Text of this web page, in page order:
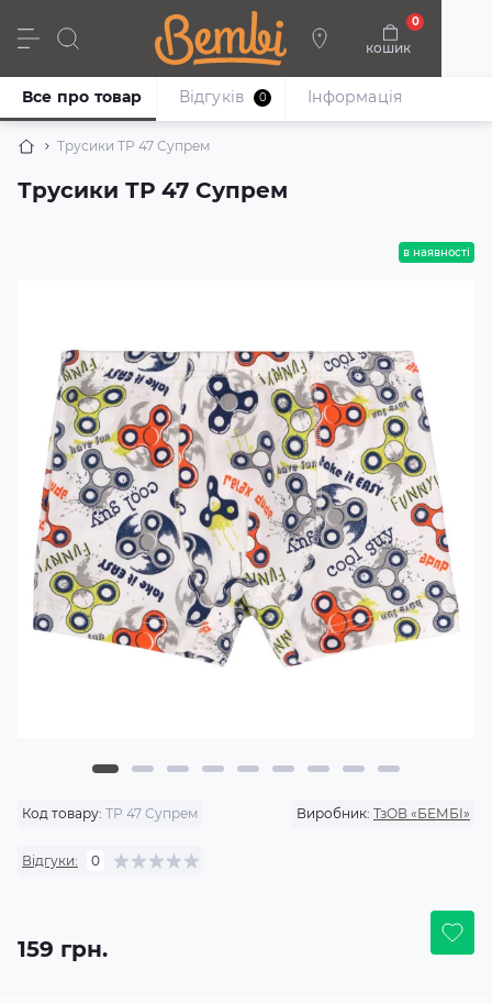
кошик
0
Дівчата Хлопці Немовлята Взуття
Трусики ТР 47 Супрем
Трусики ТР 47 Супрем
Все про товар Відгуків 0 Iнформація
в наявності
Код товару: ТР 47 Супрем Виробник: ТзОВ «БЕМБІ»
Відгуки: 0
159 грн.